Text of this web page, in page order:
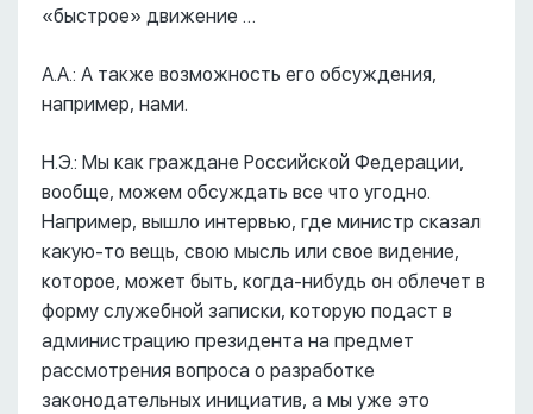
«быстрое» движение …
А.А.: А также возможность его обсуждения,
например, нами.
Н.Э.: Мы как граждане Российской Федерации,
вообще, можем обсуждать все что угодно.
Например, вышло интервью, где министр сказал
какую-то вещь, свою мысль или свое видение,
которое, может быть, когда-нибудь он облечет в
форму служебной записки, которую подаст в
администрацию президента на предмет
рассмотрения вопроса о разработке
законодательных инициатив, а мы уже это